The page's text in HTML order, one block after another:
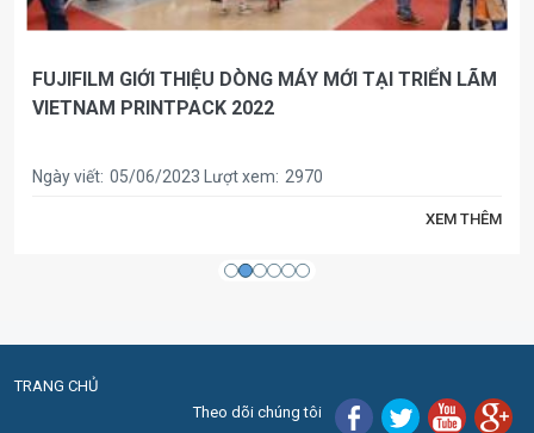
FUJIFILM GIỚI THIỆU DÒNG MÁY MỚI TẠI TRIỂN LÃM
VIETNAM PRINTPACK 2022
Ngày viết: 05/06/2023 Lượt xem: 2970
XEM THÊM
TRANG CHỦ
Theo dõi chúng tôi